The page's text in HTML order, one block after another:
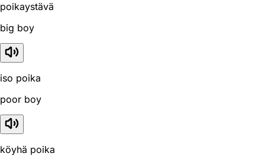
poikaystävä
big boy
iso poika
poor boy
köyhä poika